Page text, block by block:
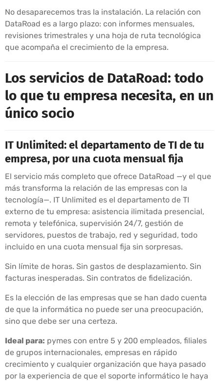
No desaparecemos tras la instalación. La relación con
DataRoad es a largo plazo: con informes mensuales,
revisiones trimestrales y una hoja de ruta tecnológica
que acompaña el crecimiento de la empresa.
Los servicios de DataRoad: todo
lo que tu empresa necesita, en un
único socio
IT Unlimited: el departamento de TI de tu
empresa, por una cuota mensual fija
El servicio más completo que ofrece DataRoad —y el que
más transforma la relación de las empresas con la
tecnología—. IT Unlimited es el departamento de TI
externo de tu empresa: asistencia ilimitada presencial,
remota y telefónica, supervisión 24/7, gestión de
servidores, puestos de trabajo, red y seguridad, todo
incluido en una cuota mensual fija sin sorpresas.
Sin límite de horas. Sin gastos de desplazamiento. Sin
facturas inesperadas. Sin contratos de fidelización.
Es la elección de las empresas que se han dado cuenta
de que la informática no puede ser una preocupación,
sino que debe ser una certeza.
Ideal para: pymes con entre 5 y 200 empleados, filiales
de grupos internacionales, empresas en rápido
crecimiento y cualquier organización que haya pasado
por la experiencia de que el soporte informático le haya